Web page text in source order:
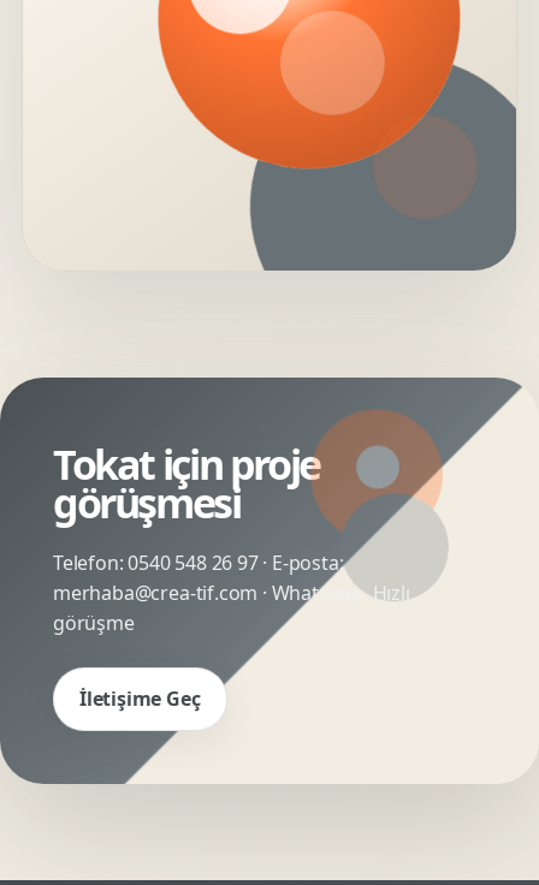
Tokat için proje
görüşmesi
Telefon:0540 548 26 97· E-posta:
merhaba@crea-tif.com · WhatsApp:Hızlı
görüşme
İletişime Geç